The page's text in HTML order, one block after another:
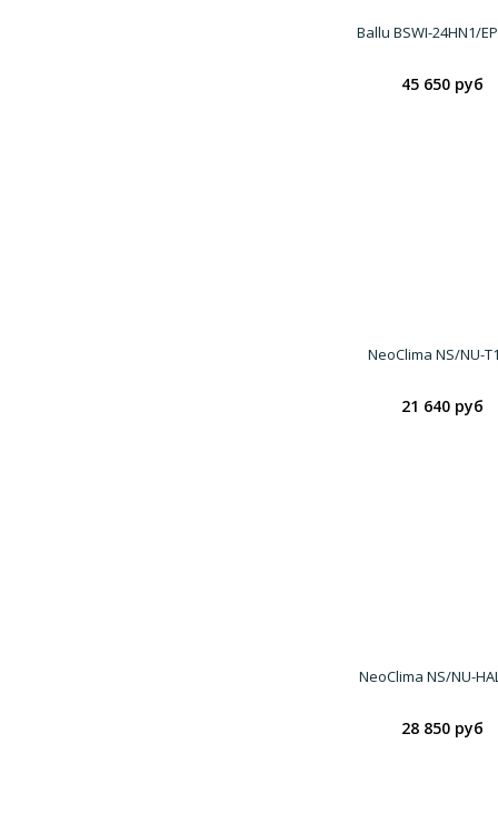
Ballu BSWI-24HN1/
45 650 руб
NeoClima NS/NU-
21 640 руб
NeoClima NS/NU-
28 850 руб